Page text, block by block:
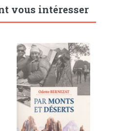
vous intéresser